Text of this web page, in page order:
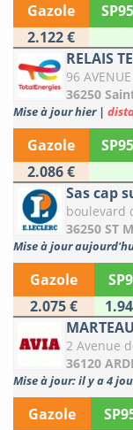
Gazole SP95
2.122 €
RELAIS
96
36250
Mise à jour hier |
Gazole SP95
2.086 €
Sas cap
boulevard
36250 ST
Mise à jour
Gazole
2.075 €
2 Avenue
36120
Mise à jour: il y a 4
Gazole